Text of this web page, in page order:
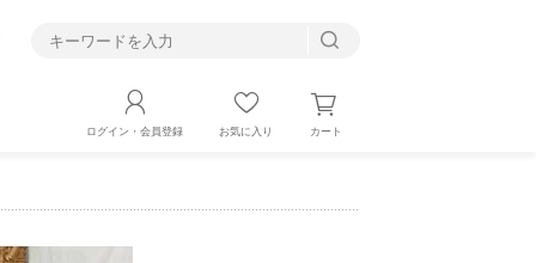
ログイン・会員登録 お気に入り カート